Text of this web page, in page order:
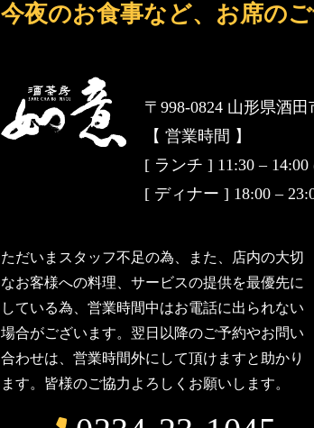
今夜のお食事など、お席の
〒998-0824 山形県酒
【 営業時間 】
[ ランチ ] 11:30 –
[ ディナー ] 18:00 –
ただいまスタッフ不足の為、また、店内の大切
なお客様への料理、サービスの提供を最優先に
している為、営業時間中はお電話に出られない
場合がございます。翌日以降のご予約やお問い
合わせは、営業時間外にして頂けますと助かり
ます。皆様のご協力よろしくお願いします。